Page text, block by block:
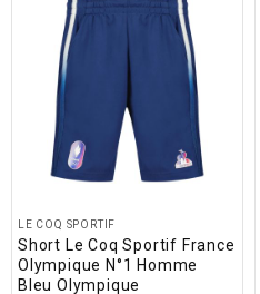
LE COQ SPORTIF
Short Le Coq Sportif France
Olympique N°1 Homme
Bleu Olympique